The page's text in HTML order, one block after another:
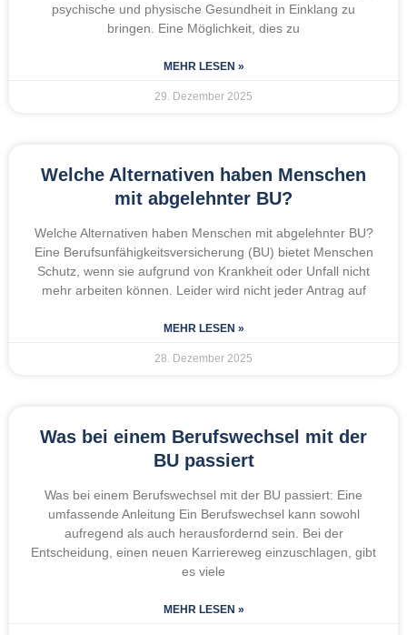
psychische und physische Gesundheit in Einklang zu
bringen. Eine Möglichkeit, dies zu
MEHR LESEN »
29. Dezember 2025
Welche Alternativen haben Menschen
mit abgelehnter BU?
Welche Alternativen haben Menschen mit abgelehnter BU?
Eine Berufsunfähigkeitsversicherung (BU) bietet Menschen
Schutz, wenn sie aufgrund von Krankheit oder Unfall nicht
mehr arbeiten können. Leider wird nicht jeder Antrag auf
MEHR LESEN »
28. Dezember 2025
Was bei einem Berufswechsel mit der
BU passiert
Was bei einem Berufswechsel mit der BU passiert: Eine
umfassende Anleitung Ein Berufswechsel kann sowohl
aufregend als auch herausfordernd sein. Bei der
Entscheidung, einen neuen Karriereweg einzuschlagen, gibt
es viele
MEHR LESEN »